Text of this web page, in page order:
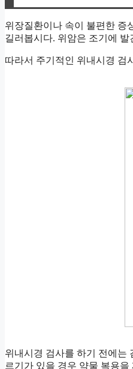
위장질환이나 속이 불편한 증
길러봅시다. 위암은 조기에
따라서 주기적인 위내시경 검
위내시경 검사를 하기 전에는
르기가 있을 경우 약물 복용